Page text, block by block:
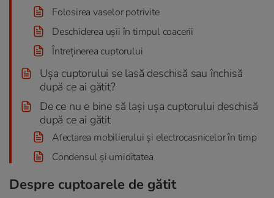
Folosirea vaselor potrivite
Deschiderea ușii în timpul coacerii
Întreținerea cuptorului
Ușa cuptorului se lasă deschisă sau închisă
după ce ai gătit?
De ce nu e bine să lași ușa cuptorului deschisă
după ce ai gătit
Afectarea mobilierului și electrocasnicelor în timp
Condensul și umiditatea
Despre cuptoarele de gătit